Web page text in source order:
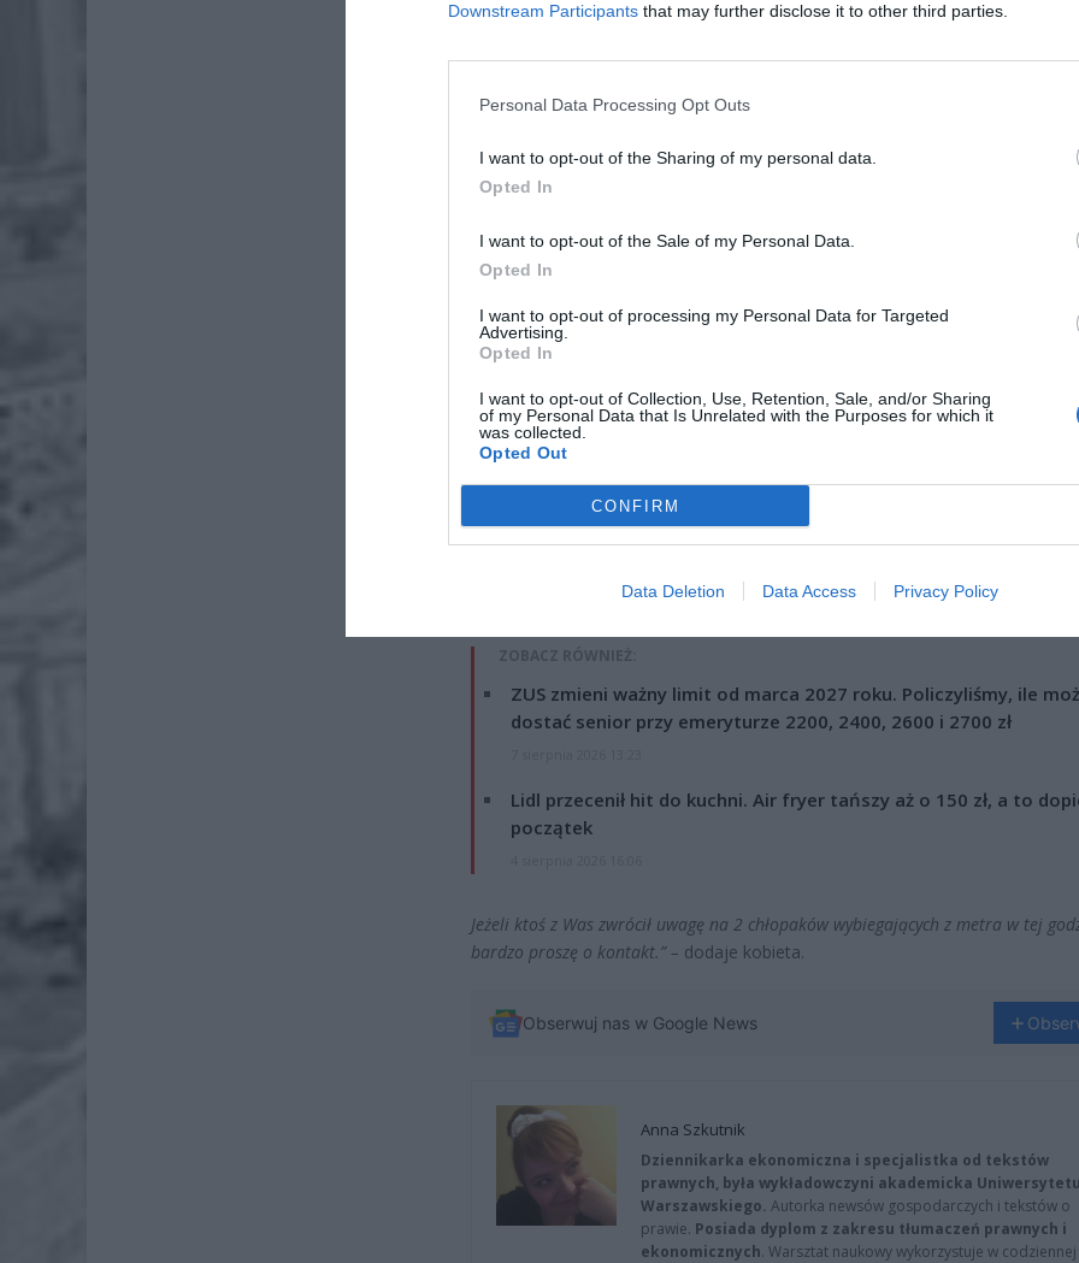
Downstream Participants that may further disclose it to other third parties.
Personal Data Processing Opt Outs
I want to opt-out of the Sharing of my personal data.
Opted In
I want to opt-out of the Sale of my Personal Data.
Opted In
I want to opt-out of processing my Personal Data for Targeted
Advertising.
Opted In
I want to opt-out of Collection, Use, Retention, Sale, and/or Sharing
of my Personal Data that Is Unrelated with the Purposes for which it
was collected.
Opted Out
CONFIRM
Data Deletion Data Access Privacy Policy
2 chłopaków w dresie i drasnęli ją czymś ostrym (prawdopodobnie nożem) w
ZOBACZ RÓWNIEŻ:
ZUS zmieni ważny limit od marca 2027 roku. Policzyliśmy, ile
dostać senior przy emeryturze 2200, 2400, 2600 i 2700 zł
Lidl przecenił hit do kuchni. Air fryer tańszy aż o 150 zł, a to
początek
Jeżeli ktoś z Was zwrócił uwagę na 2 chłopaków wybiegających z metra w tej
bardzo proszę o kontakt.” – dodaje kobieta.
Obserwuj nas w Google News
Anna Szkutnik
Dziennikarka ekonomiczna i specjalistka od tekstów
prawnych, była wykładowczyni akademicka Uniwersytetu
Warszawskiego. Autorka newsów gospodarczych i tekstów o
prawie. Posiada dyplom z zakresu tłumaczeń prawnych i
ekonomicznych. Warsztat naukowy wykorzystuje w codziennej